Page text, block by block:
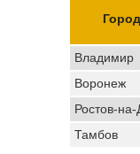
Город
Владимир
Воронеж
Ростов-
Тамбов